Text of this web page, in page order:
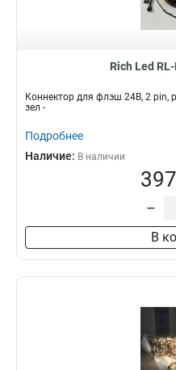
Rich Led
Коннектор для флэш 24В, 2 pin,
зел -
Подробнее
Наличие: В наличии
–
В